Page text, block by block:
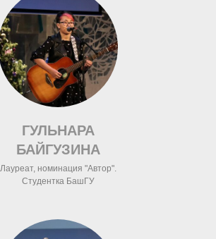
ГУЛЬНАРА
БАЙГУЗИНА
Лауреат, номинация "Автор".
Студентка БашГУ